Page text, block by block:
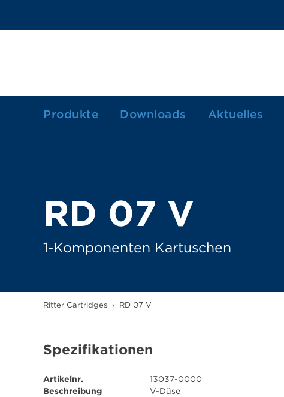
Produkte
Farbkartuschen
Downloads Aktuelles
RD 07 V
1-Komponenten Kartuschen
Ritter Cartridges › RD 07 V
Spezifikationen
Artikelnr.
13037-0000
Beschreibung
V-Düse